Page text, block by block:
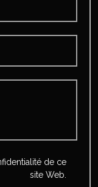
de ce
site Web.